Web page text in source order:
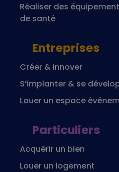
Réaliser des
de santé
Entreprises
Créer & innover
S’implanter & se
Louer un espace
Particuliers
Acquérir un bien
Louer un logement